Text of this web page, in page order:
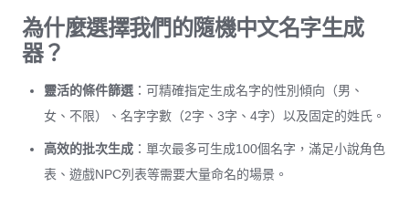
為什麼選擇我們的隨機中文名字生成
器？
靈活的條件篩選 ：可精確指定生成名字的性別傾向（男、
女、不限）、名字字數（2字、3字、4字）以及固定的姓氏。
高效的批次生成 ：單次最多可生成100個名字，滿足小說角色
表、遊戲NPC列表等需要大量命名的場景。